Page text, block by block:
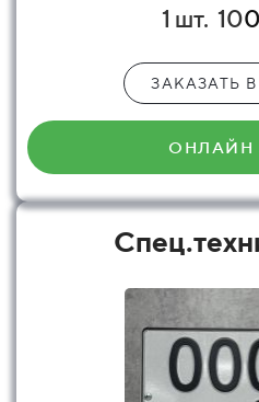
1 шт. 10
ЗАКАЗАТЬ
ОНЛАЙН